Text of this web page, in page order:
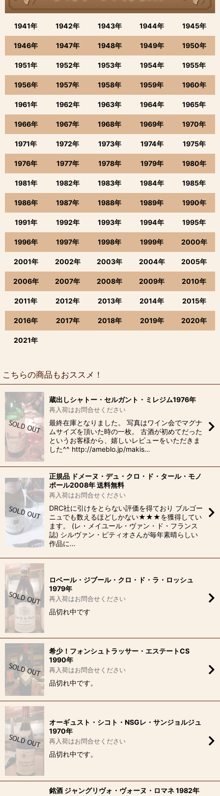
1941年 1942年 1943年 1944年 1945年
1946年 1947年 1948年 1949年 1950年
1951年 1952年 1953年 1954年 1955年
1956年 1957年 1958年 1959年 1960年
1961年 1962年 1963年 1964年 1965年
1966年 1967年 1968年 1969年 1970年
1971年 1972年 1973年 1974年 1975年
1976年 1977年 1978年 1979年 1980年
1981年 1982年 1983年 1984年 1985年
1986年 1987年 1988年 1989年 1990年
1991年 1992年 1993年 1994年 1995年
1996年 1997年 1998年 1999年 2000年
2001年 2002年 2003年 2004年 2005年
2006年 2007年 2008年 2009年 2010年
2011年 2012年 2013年 2014年 2015年
2016年 2017年 2018年 2019年 2020年
2021年
こちらの商品もおススメ！
蔵出しシャトー・セルガント・ミレジム1976年
再入荷はお問合せください
最終在庫となりました。 写真はワイン会でマグナ
ムサイズを頂いた時の一枚。 古酒が初めてだった
というお客様から、嬉しいレビューをいただきま
した^^ http://ameblo.jp/makis…
正規品 ドメーヌ・デュ・クロ・ド・タール・モノ
ポール2008年 送料無料
再入荷はお問合せください
DRC社に引けをとらない評価を得ており ブルゴー
ニュでも数えるほどしかない★★★を獲得してい
ます。 (レ・メイユール・ヴァン・ド・フランス
誌) シルヴァン・ピティオさんが毎年素晴らしい
作品に…
ロベール・ジブール・クロ・ド・ラ・ロッシュ
1979年
再入荷はお問合せください
品切れ中です
希少！フォンシュトラッサー・エステートCS
1990年
再入荷はお問合せください
品切れ中です。
オーギュスト・シコト・NSGレ・サンジョルジュ
1970年
再入荷はお問合せください
品切れ中です。
銘酒 ジャングリヴォ・ヴォーヌ・ロマネ 1982年